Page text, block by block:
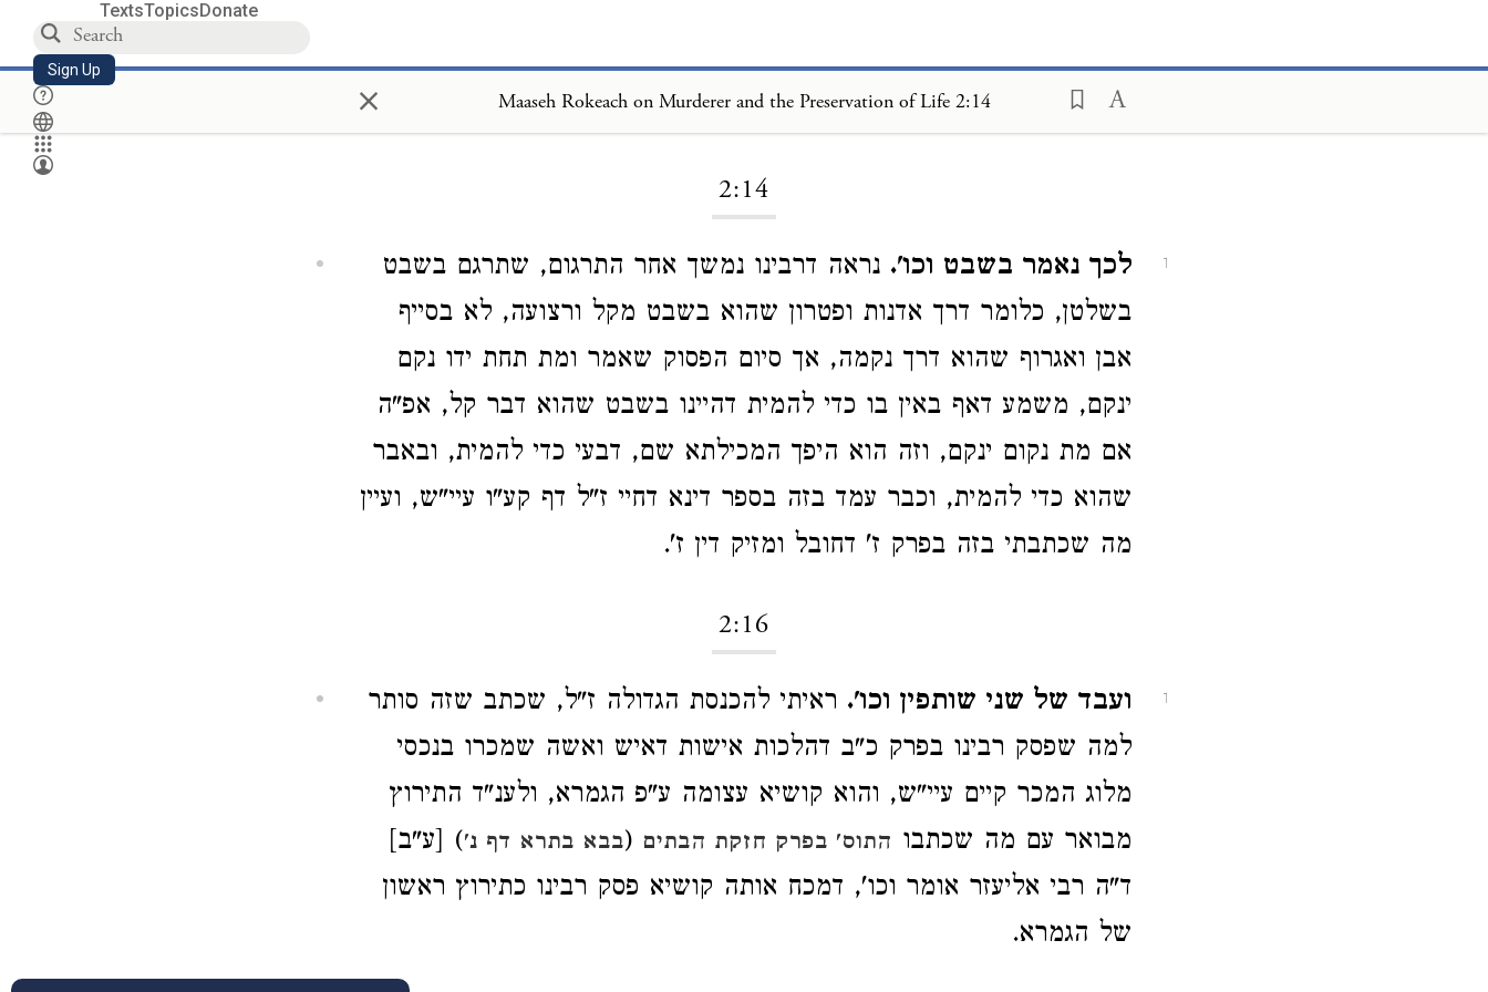
TextsTopicsDonate
Sign Up × Maaseh Rokeach on Murderer and the Preservation of Life 2:14
2:14
1 לכך נאמר בשבט וכו'. נראה דרבינו נמשך אחר התרגום, שתרגם בשבט
בשלטן, כלומר דרך אדנות ופטרון שהוא בשבט מקל ורצועה, לא בסייף
אבן ואגרוף שהוא דרך נקמה, אך סיום הפסוק שאמר ומת תחת ידו נקם
ינקם, משמע דאף באין בו כדי להמית דהיינו בשבט שהוא דבר קל, אפ"ה
אם מת נקום ינקם, וזה הוא היפך המכילתא שם, דבעי כדי להמית, ובאבר
שהוא כדי להמית, וכבר עמד בזה בספר דינא דחיי ז"ל דף קע"ו עיי"ש, ועיין
מה שכתבתי בזה בפרק ז' דחובל ומזיק דין ז'.
2:16
1 ועבד של שני שותפין וכו'. ראיתי להכנסת הגדולה ז"ל, שכתב שזה סותר
למה שפסק רבינו בפרק כ"ב דהלכות אישות דאיש ואשה שמכרו בנכסי
מלוג המכר קיים עיי"ש, והוא קושיא עצומה ע"פ הגמרא, ולענ"ד התירוץ
מבואר עם מה שכתבו התוס' בפרק חזקת הבתים (בבא בתרא דף נ') [ע"ב]
ד"ה רבי אליעזר אומר וכו', דמכח אותה קושיא פסק רבינו כתירוץ ראשון
של הגמרא.